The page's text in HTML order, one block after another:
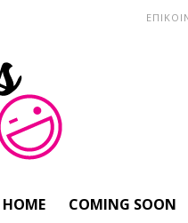
COMING SOON